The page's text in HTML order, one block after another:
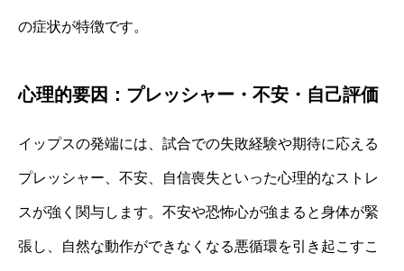
の症状が特徴です。
心理的要因：プレッシャー・不安・自己評価
イップスの発端には、試合での失敗経験や期待に応える
プレッシャー、不安、自信喪失といった心理的なストレ
スが強く関与します。不安や恐怖心が強まると身体が緊
張し、自然な動作ができなくなる悪循環を引き起こすこ